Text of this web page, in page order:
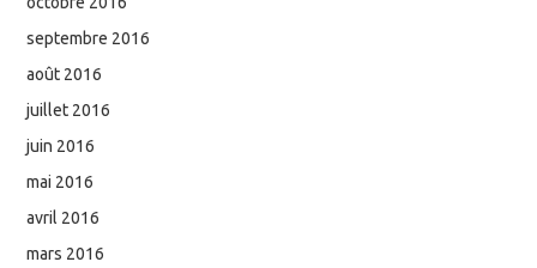
septembre 2016
août 2016
juillet 2016
juin 2016
mai 2016
avril 2016
mars 2016